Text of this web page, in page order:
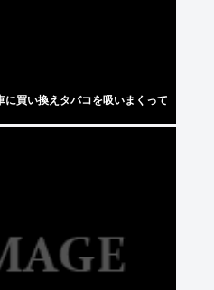
買い換えタバコを吸いまくって